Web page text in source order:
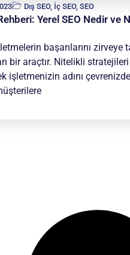
Dış SEO, İç SEO,SEO
Yerel SEO Nedir ve
başarılarını zirveye
bir araçtır. Nitelikli stratejileri
işletmenizin adını